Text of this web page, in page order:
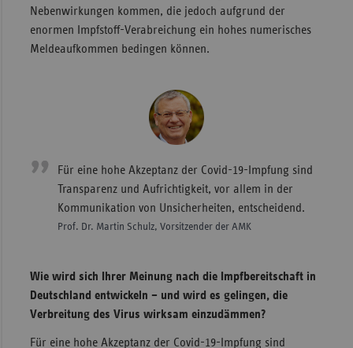
Nebenwirkungen kommen, die jedoch aufgrund der
enormen Impfstoff-Verabreichung ein hohes numerisches
Meldeaufkommen bedingen können.
Für eine hohe Akzeptanz der Covid-19-Impfung sind
Transparenz und Aufrichtigkeit, vor allem in der
Kommunikation von Unsicherheiten, entscheidend.
Prof. Dr. Martin Schulz, Vorsitzender der AMK
Wie wird sich Ihrer Meinung nach die Impfbereitschaft in
Deutschland entwickeln – und wird es gelingen, die
Verbreitung des Virus wirksam einzudämmen?
Für eine hohe Akzeptanz der Covid-19-Impfung sind